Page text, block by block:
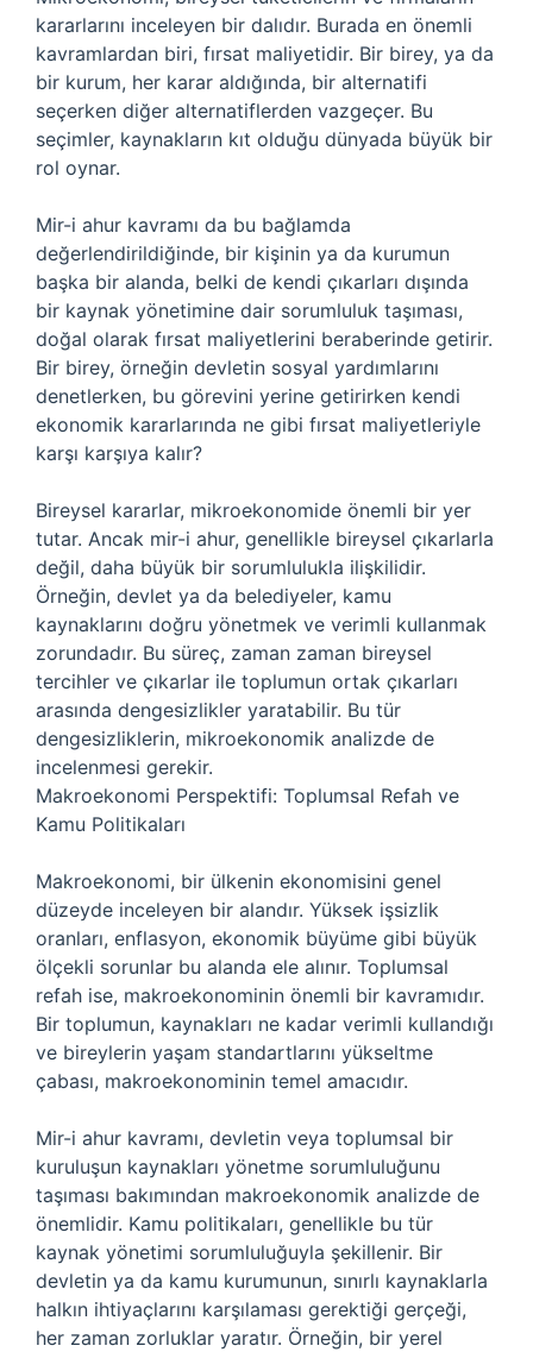
kararlarını inceleyen bir dalıdır. Burada en önemli
kavramlardan biri, fırsat maliyetidir. Bir birey, ya da
bir kurum, her karar aldığında, bir alternatifi
seçerken diğer alternatiflerden vazgeçer. Bu
seçimler, kaynakların kıt olduğu dünyada büyük bir
rol oynar.
Mir-i ahur kavramı da bu bağlamda
değerlendirildiğinde, bir kişinin ya da kurumun
başka bir alanda, belki de kendi çıkarları dışında
bir kaynak yönetimine dair sorumluluk taşıması,
doğal olarak fırsat maliyetlerini beraberinde getirir.
Bir birey, örneğin devletin sosyal yardımlarını
denetlerken, bu görevini yerine getirirken kendi
ekonomik kararlarında ne gibi fırsat maliyetleriyle
karşı karşıya kalır?
Bireysel kararlar, mikroekonomide önemli bir yer
tutar. Ancak mir-i ahur, genellikle bireysel çıkarlarla
değil, daha büyük bir sorumlulukla ilişkilidir.
Örneğin, devlet ya da belediyeler, kamu
kaynaklarını doğru yönetmek ve verimli kullanmak
zorundadır. Bu süreç, zaman zaman bireysel
tercihler ve çıkarlar ile toplumun ortak çıkarları
arasında dengesizlikler yaratabilir. Bu tür
dengesizliklerin, mikroekonomik analizde de
incelenmesi gerekir.
Makroekonomi Perspektifi: Toplumsal Refah ve
Kamu Politikaları
Makroekonomi, bir ülkenin ekonomisini genel
düzeyde inceleyen bir alandır. Yüksek işsizlik
oranları, enflasyon, ekonomik büyüme gibi büyük
ölçekli sorunlar bu alanda ele alınır. Toplumsal
refah ise, makroekonominin önemli bir kavramıdır.
Bir toplumun, kaynakları ne kadar verimli kullandığı
ve bireylerin yaşam standartlarını yükseltme
çabası, makroekonominin temel amacıdır.
Mir-i ahur kavramı, devletin veya toplumsal bir
kuruluşun kaynakları yönetme sorumluluğunu
taşıması bakımından makroekonomik analizde de
önemlidir. Kamu politikaları, genellikle bu tür
kaynak yönetimi sorumluluğuyla şekillenir. Bir
devletin ya da kamu kurumunun, sınırlı kaynaklarla
halkın ihtiyaçlarını karşılaması gerektiği gerçeği,
her zaman zorluklar yaratır. Örneğin, bir yerel